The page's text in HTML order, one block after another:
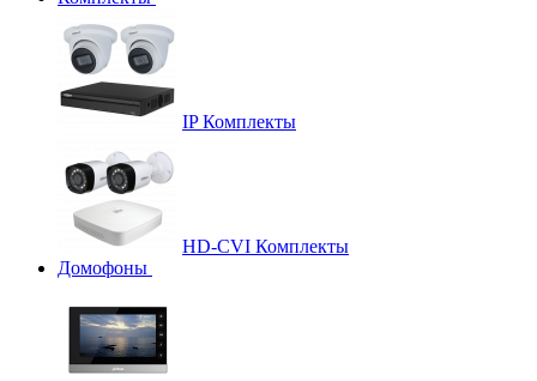
IP Комплекты
HD-CVI Комплекты
Домофоны